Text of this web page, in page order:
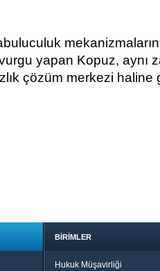
yapan Kopuz, aynı
çözüm merkezi
BİRİMLER
Hukuk Müşavirliği